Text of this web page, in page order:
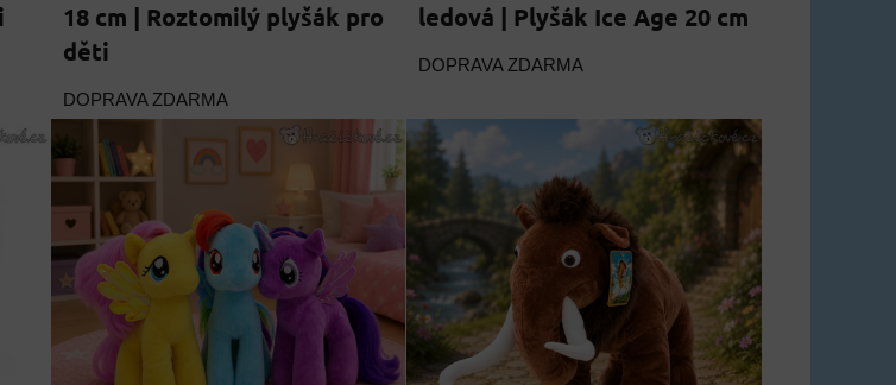
18 cm | Roztomilý plyšák pro
děti
DOPRAVA ZDARMA
ledová | Plyšák Ice Age 20 cm
DOPRAVA ZDARMA